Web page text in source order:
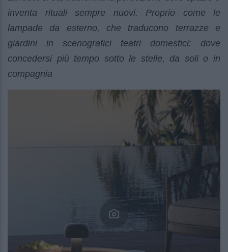
inventa rituali sempre nuovi. Proprio come le
lampade da esterno, che traducono terrazze e
giardini in scenografici teatri domestici: dove
concedersi più tempo sotto le stelle, da soli o in
compagnia